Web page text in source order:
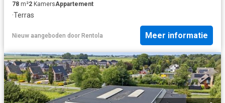
78 m²2 KamersAppartement
·Terras
Nieuw aangeboden door Rentola Meer informatie